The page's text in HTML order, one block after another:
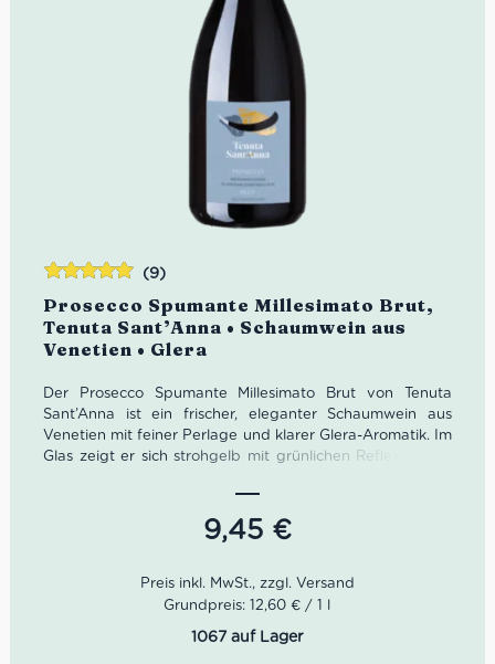
Prosecco Spumante Millesimato Brut,
Tenuta Sant’Anna • Schaumwein aus
Venetien • Glera
(9)
Der Prosecco Spumante Millesimato Brut von Tenuta
Sant’Anna ist ein frischer, eleganter Schaumwein aus
Venetien mit feiner Perlage und klarer Glera-Aromatik. Im
Glas zeigt er sich strohgelb mit grünlichen Reflexen und
floralen Noten. Ein lebendiger italienischer Prosecco Brut
– perfekt als Aperitif, zu Antipasti, Fischgerichten, Risotto
und allen Momenten, die ein bisschen mehr Glanz
Farbe: Strohgelb mit grünlichen Reflexen
Geschmack: frisch, fruchtig, lebhaft perlend, elegant
9,45 €
mit5.00von
5
Grundpreis: 12,60 € / 1 l
1067 auf Lager